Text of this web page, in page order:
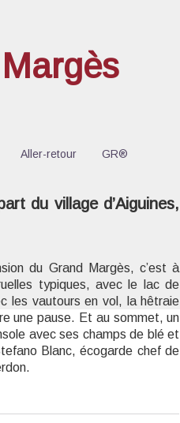
Aller-retour GR®
du village d’Aiguines,
du Grand Margès, c’est à
typiques, avec le lac de
les vautours en vol, la hêtraie
une pause. Et au sommet, un
avec ses champs de blé et
Blanc, écogarde chef de